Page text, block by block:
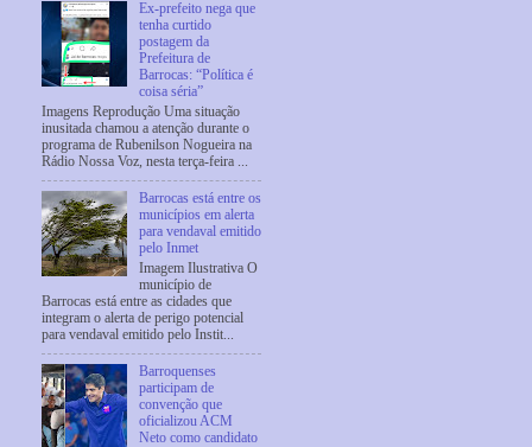
Ex-prefeito nega que
tenha curtido
postagem da
Prefeitura de
Barrocas: “Política é
coisa séria”
Imagens Reprodução Uma situação
inusitada chamou a atenção durante o
programa de Rubenilson Nogueira na
Rádio Nossa Voz, nesta terça-feira ...
Barrocas está entre os
municípios em alerta
para vendaval emitido
pelo Inmet
Imagem Ilustrativa O
município de
Barrocas está entre as cidades que
integram o alerta de perigo potencial
para vendaval emitido pelo Instit...
Barroquenses
participam de
convenção que
oficializou ACM
Neto como candidato